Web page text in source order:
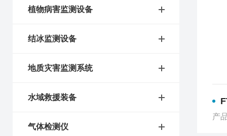
植物病害监测设备
结冰监测设备
地质灾害监测系统
水域救援装备
气体检测仪
产